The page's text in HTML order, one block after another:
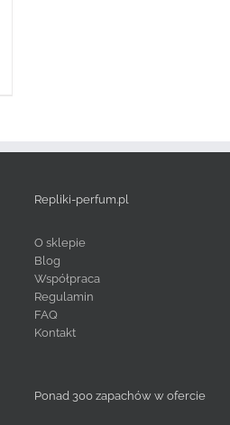
Repliki-perfum.pl
O sklepie
Blog
Współpraca
Regulamin
FAQ
Kontakt
Ponad 300 zapachów w ofercie